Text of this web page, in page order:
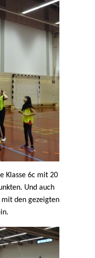
Klasse 6c mit 20
Und auch
den gezeigten